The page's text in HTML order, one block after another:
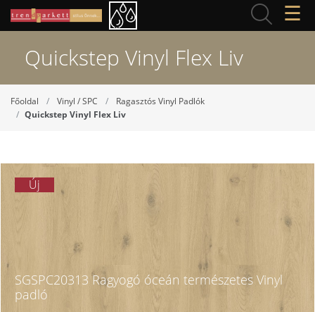
☰
Quickstep Vinyl Flex Liv
Főoldal Vinyl / SPC
Ragasztós Vinyl Padlók
Quickstep Vinyl Flex Liv
Új
SGSPC20313 Ragyogó óceán természetes Vinyl
padló